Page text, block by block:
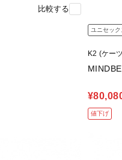
比較する
ユニセック
K2 (ケー
値下げ